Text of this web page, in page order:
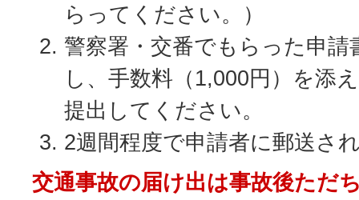
らってください。）
警察署・交番でもらった申請
し、手数料（1,000円）を添
提出してください。
2週間程度で申請者に郵送さ
交通事故の届け出は事故後ただ